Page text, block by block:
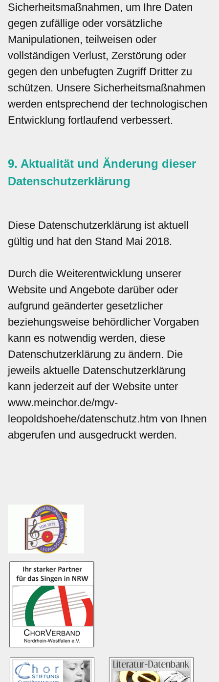
Sicherheitsmaßnahmen, um Ihre Daten
gegen zufällige oder vorsätzliche
Manipulationen, teilweisen oder
vollständigen Verlust, Zerstörung oder
gegen den unbefugten Zugriff Dritter zu
schützen. Unsere Sicherheitsmaßnahmen
werden entsprechend der technologischen
Entwicklung fortlaufend verbessert.
9. Aktualität und Änderung dieser
Datenschutzerklärung
Diese Datenschutzerklärung ist aktuell
gültig und hat den Stand Mai 2018.
Durch die Weiterentwicklung unserer
Website und Angebote darüber oder
aufgrund geänderter gesetzlicher
beziehungsweise behördlicher Vorgaben
kann es notwendig werden, diese
Datenschutzerklärung zu ändern. Die
jeweils aktuelle Datenschutzerklärung
kann jederzeit auf der Website unter
www.meinchor.de/mgv-
leopoldshoehe/datenschutz.htm von Ihnen
abgerufen und ausgedruckt werden.